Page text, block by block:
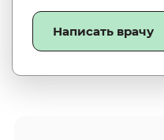
Написать врачу